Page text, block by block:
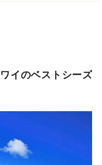
イのベストシーズ